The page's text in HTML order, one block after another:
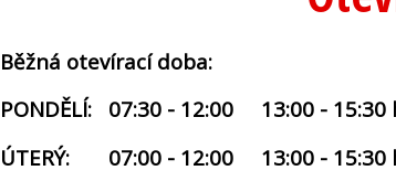
Běžná otevírací doba:
PONDĚLÍ:
07:30 - 12:00 13:00 - 15:30
ÚTERÝ:
07:00 - 12:00 13:00 - 15:30